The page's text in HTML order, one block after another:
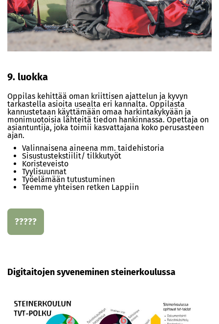
9. luokka
Oppilas kehittää oman kriittisen ajattelun ja kyvyn
tarkastella asioita usealta eri kannalta. Oppilasta
kannustetaan käyttämään omaa harkintakykyään ja
monimuotoisia lähteitä tiedon hankinnassa. Opettaja on
asiantuntija, joka toimii kasvattajana koko perusasteen
ajan.
Valinnaisena aineena mm. taidehistoria
Sisustustekstiilit/ tilkkutyöt
Koristeveisto
Tyylisuunnat
Työelämään tutustuminen
Teemme yhteisen retken Lappiin
?????
Digitaitojen syveneminen steinerkoulussa